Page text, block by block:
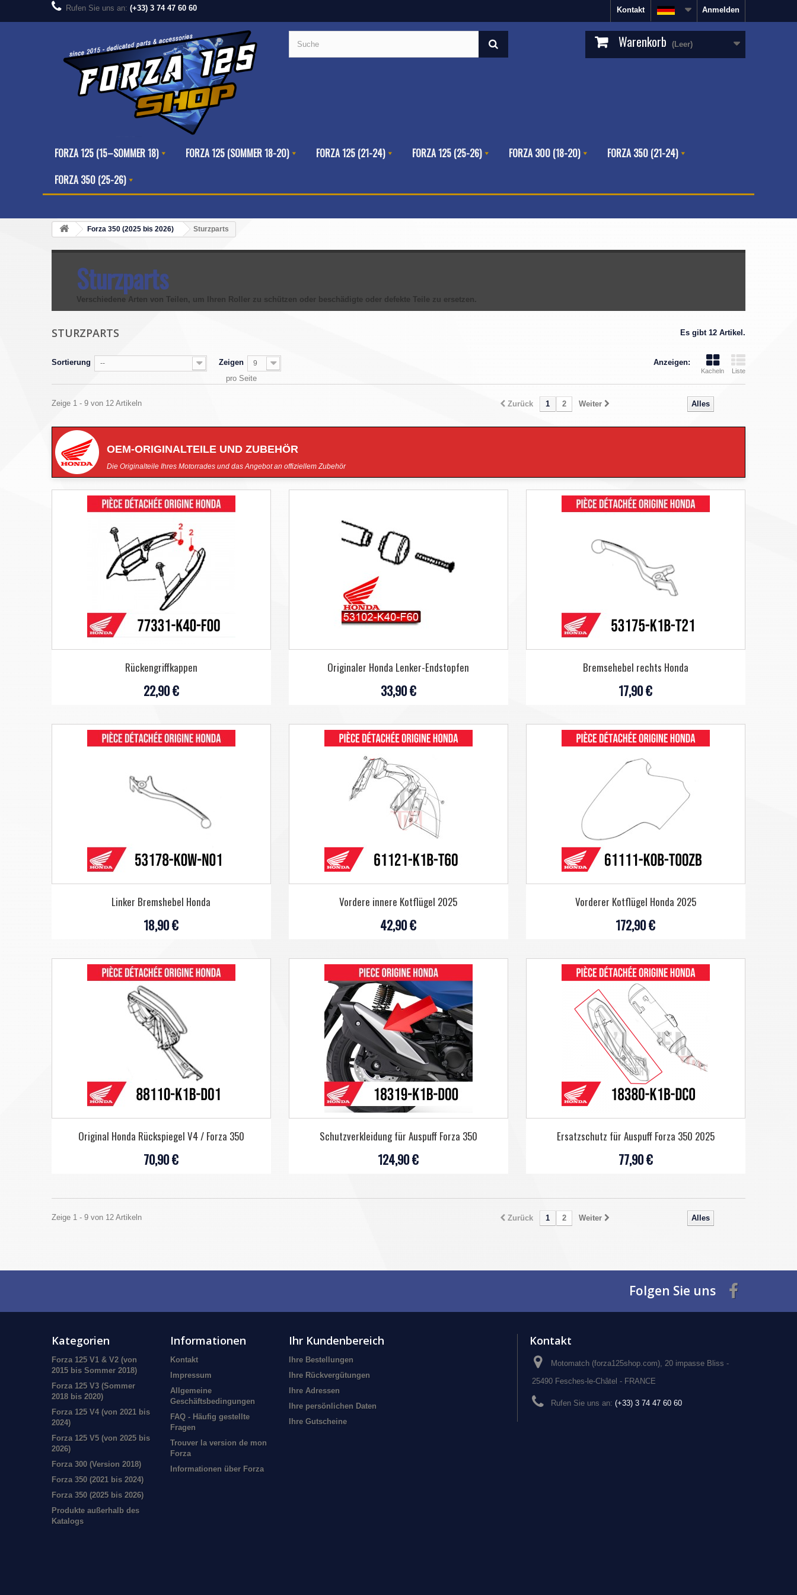
Anmelden
Kontakt
Rufen Sie uns an: (+33) 3 74 47 60 60
Warenkorb (Leer)
FORZA 125 (15–SOMMER 18) FORZA 125 (SOMMER 18-20) FORZA 125 (21-24) FORZA 125 (25-26) FORZA 300 (18-20)
FORZA 350 (21-24)
FORZA 350 (25-26)
Forza 350 (2025 bis 2026) Sturzparts
Sturzparts
Verschiedene Arten von Teilen, um Ihren Roller zu schützen oder beschädigte oder defekte Teile zu ersetzen.
STURZPARTS Es gibt 12 Artikel.
Anzeigen:
Kacheln Liste
Sortierung -- Zeigen 9
pro Seite
Alles
Zurück 1 2 Weiter
Zeige 1 - 9 von 12 Artikeln
OEM-ORIGINALTEILE UND ZUBEHÖR
Die Originalteile Ihres Motorrades und das Angebot an offiziellem Zubehör
Rückengriffkappen
22,90 €
Originaler Honda Lenker-Endstopfen
33,90 €
Bremsehebel rechts Honda
17,90 €
Linker Bremshebel Honda
18,90 €
Vordere innere Kotflügel 2025
42,90 €
Vorderer Kotflügel Honda 2025
172,90 €
Original Honda Rückspiegel V4 / Forza 350
70,90 €
Schutzverkleidung für Auspuff Forza 350
124,90 €
Ersatzschutz für Auspuff Forza 350 2025
77,90 €
Alles
Zurück 1 2 Weiter
Zeige 1 - 9 von 12 Artikeln
Folgen Sie uns
Kategorien
Forza 125 V1 & V2 (von
2015 bis Sommer 2018)
Forza 125 V3 (Sommer
2018 bis 2020)
Forza 125 V4 (von 2021 bis
2024)
Forza 125 V5 (von 2025 bis
2026)
Forza 300 (Version 2018)
Forza 350 (2021 bis 2024)
Forza 350 (2025 bis 2026)
Produkte außerhalb des
Katalogs
Informationen
Kontakt
Impressum
Allgemeine
Geschäftsbedingungen
FAQ - Häufig gestellte
Fragen
Trouver la version de mon
Forza
Informationen über Forza
Ihr Kundenbereich
Ihre Bestellungen
Ihre Rückvergütungen
Ihre Adressen
Ihre persönlichen Daten
Ihre Gutscheine
Kontakt
Motomatch (forza125shop.com), 20 impasse Bliss -
25490 Fesches-le-Châtel - FRANCE
Rufen Sie uns an: (+33) 3 74 47 60 60